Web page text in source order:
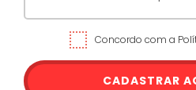
Concordo com a
CADASTRAR